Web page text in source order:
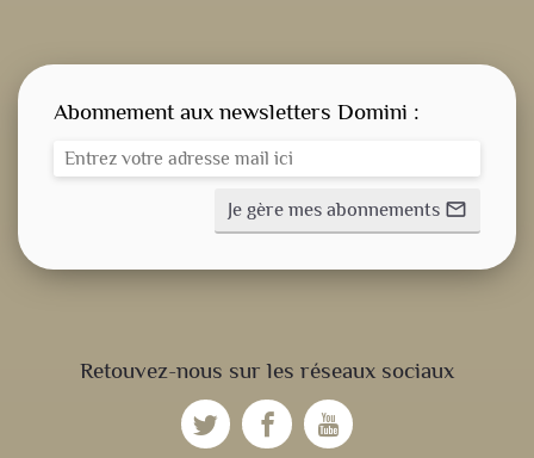
Retouvez-nous sur les réseaux sociaux
Abonnement aux newsletters Domini :
Je gère mes abonnements mail_outline